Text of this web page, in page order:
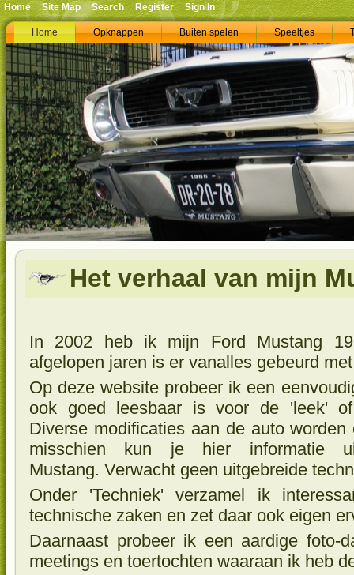
Home Opknappen Buiten spelen Speeltjes
Het verhaal van mijn
In 2002 heb ik mijn Ford Mustang
afgelopen jaren is er vanalles gebeurd
Op deze website probeer ik een
ook goed leesbaar is voor de 'leek'
Diverse modificaties aan de auto
misschien kun je hier informatie
Mustang. Verwacht geen uitgebreide
Onder 'Techniek' verzamel ik
technische zaken en zet daar ook eigen
Daarnaast probeer ik een aardige foto-
meetings en toertochten waaraan ik heb
Home Site Map Search Register Sign In